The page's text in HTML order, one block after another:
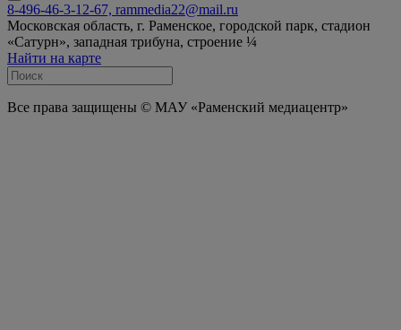
8-496-46-3-12-67, rammedia22@mail.ru
Московская область, г. Раменское, городской парк, стадион
«Сатурн», западная трибуна, строение ¼
Найти на карте
Все права защищены © МАУ «Раменский медиацентр»